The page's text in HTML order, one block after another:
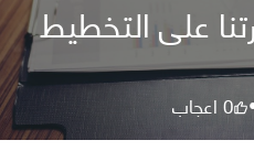
على التخطيط
0اعجاب